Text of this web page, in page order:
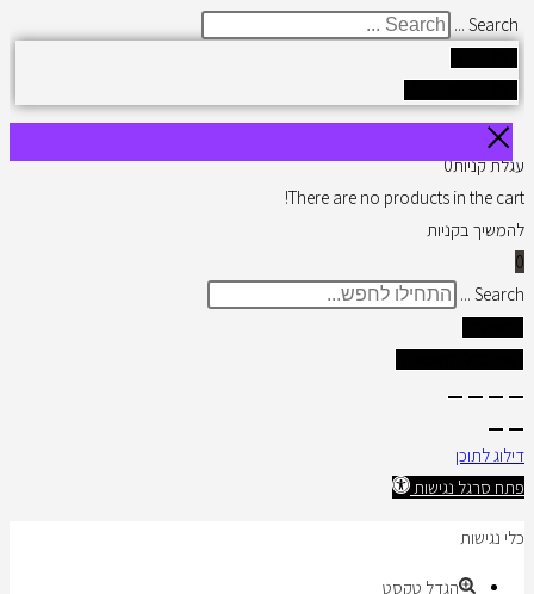
Search ...
עגלת קניות0
There are no products in the cart!
להמשיך בקניות
0
Search ...
דילוג לתוכן
פתח סרגל נגישות
כלי נגישות
הגדל טקסט